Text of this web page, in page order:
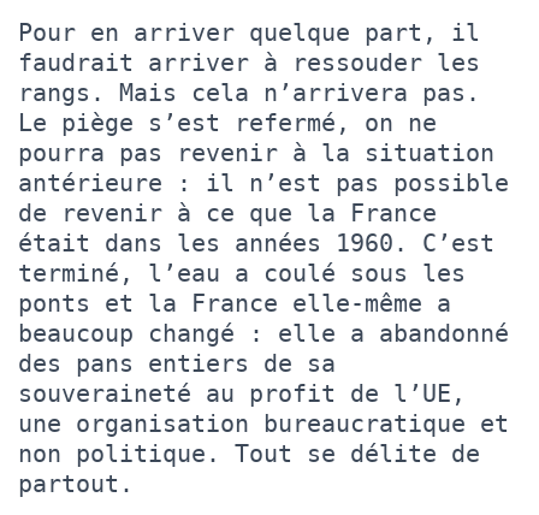
Pour en arriver quelque part, il
faudrait arriver à ressouder les
rangs. Mais cela n’arrivera pas.
Le piège s’est refermé, on ne
pourra pas revenir à la situation
antérieure : il n’est pas possible
de revenir à ce que la France
était dans les années 1960. C’est
terminé, l’eau a coulé sous les
ponts et la France elle-même a
beaucoup changé : elle a abandonné
des pans entiers de sa
souveraineté au profit de l’UE,
une organisation bureaucratique et
non politique. Tout se délite de
partout.